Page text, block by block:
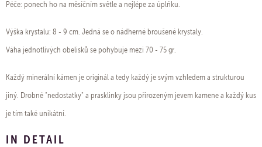
Péče: ponech ho na měsíčním světle a nejlépe za úplňku.
Výška krystalu: 8 - 9 cm. Jedná se o nádherné broušené krystaly.
Váha jednotlivých obelisků se pohybuje mezi 70 - 75 gr.
Každý minerální kámen je originál a tedy každý je svým vzhledem a strukturou
jiný. Drobné "nedostatky" a prasklinky jsou přirozeným jevem kamene a každý kus
je tím také unikátní.
IN DETAIL